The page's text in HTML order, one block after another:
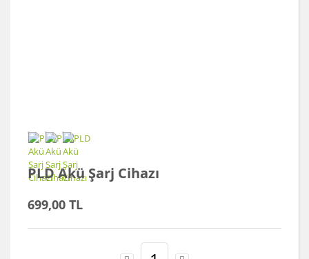
PLD Akü Şarj Cihazı
699,00 TL